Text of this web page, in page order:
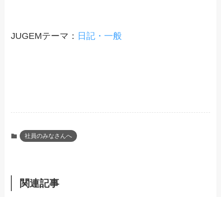
JUGEMテーマ： 日記・一般
社員のみなさんへ
関連記事